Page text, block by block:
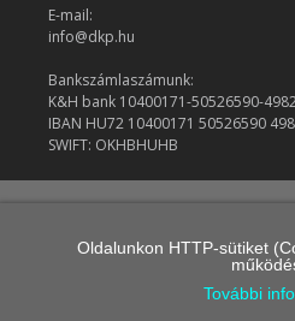
E-mail:
info@dkp.hu
Bankszámlaszámunk:
K&H bank 10400171-50526590-
IBAN HU72 10400171 50526590
SWIFT: OKHBHUHB
Oldalunkon HTTP-sütiket
További